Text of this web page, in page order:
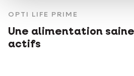
OPTI LIFE PRIME
Une alimentation
actifs